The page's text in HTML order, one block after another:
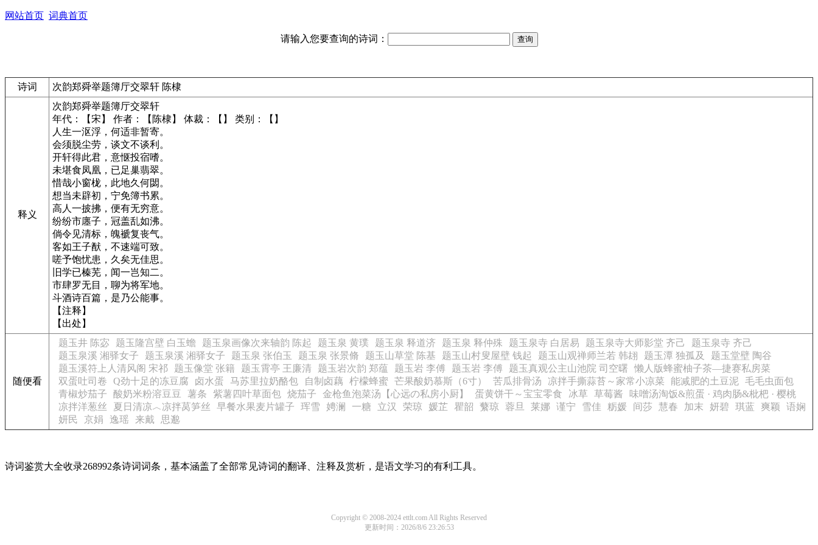
网站首页 词典首页
请输入您要查询的诗词：
诗词 次韵郑舜举题簿厅交翠轩 陈棣
释义
次韵郑舜举题簿厅交翠轩
年代：【宋】 作者：【陈棣】 体裁：【】 类别：【】
人生一沤浮，何适非暂寄。
会须脱尘劳，谈文不谈利。
开轩得此君，意惬投宿嗜。
未堪食凤凰，已足巢翡翠。
惜哉小窗栊，此地久何閟。
想当未辟初，宁免簿书累。
高人一披拂，便有无穷意。
纷纷市廛子，冠盖乱如沸。
倘令见清标，魄褫复丧气。
客如王子猷，不速端可致。
嗟予饱忧患，久矣无佳思。
旧学已榛芜，闻一岂知二。
市肆罗无目，聊为将军地。
斗酒诗百篇，是乃公能事。
【注释】
【出处】
随便看
题玉井 陈宓 题玉隆宫壁 白玉蟾 题玉泉画像次来轴韵 陈起 题玉泉 黄璞 题玉泉 释道济 题玉泉 释仲殊 题玉泉寺 白居易 题玉泉寺大师影堂 齐己
题玉泉寺 齐己
题玉泉溪 湘驿女子
题玉泉溪 湘驿女子 题玉泉 张伯玉 题玉泉 张景脩 题玉山草堂 陈基 题玉山村叟屋壁 钱起 题玉山观禅师兰若 韩翃 题玉潭 独孤及
题玉堂壁 陶谷
题玉溪符上人清风阁 宋祁
题玉像堂 张籍 题玉霄亭 王廉清 题玉岩次韵 郑蕴 题玉岩 李傅 题玉岩 李傅 题玉真观公主山池院 司空曙
懒人版蜂蜜柚子茶—捷赛私房菜
双蛋吐司卷
Q劲十足的冻豆腐 卤水蛋 马苏里拉奶酪包 自制卤藕 柠檬蜂蜜 芒果酸奶慕斯（6寸） 苦瓜排骨汤 凉拌手撕蒜苔～家常小凉菜 能减肥的土豆泥 毛毛虫面包
青椒炒茄子
酸奶米粉溶豆豆 薯条 紫薯四叶草面包 烧茄子 金枪鱼泡菜汤【心远の私房小厨】 蛋黄饼干～宝宝零食 冰草 草莓酱
味噌汤淘饭&煎蛋 · 鸡肉肠&枇杷 · 樱桃
凉拌洋葱丝
夏日清凉︿凉拌莴笋丝 早餐水果麦片罐子 珲雪 娉澜 一糖 立汉 荣琼 媛芷 瞿韶 蘩琼 蓉旦 莱娜 谨宁 雪佳 粝媛 间莎 慧春 加末 妍碧 琪蓝 爽颖
语娴
妍民
京娟 逸瑶 来戴 思邈
诗词鉴赏大全收录268992条诗词词条，基本涵盖了全部常见诗词的翻译、注释及赏析，是语文学习的有利工具。
Copyright © 2008-2024 ettlt.com All Rights Reserved
更新时间：2026/8/6 23:26:53